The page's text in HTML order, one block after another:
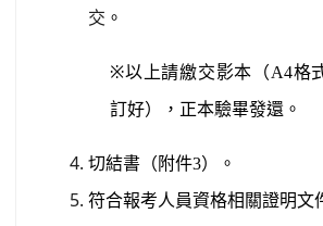
交 。
※以上請繳交影本（A4格
訂好），正本驗畢發還。
切結書（附件3）。
符合報考人員資格相關證明文